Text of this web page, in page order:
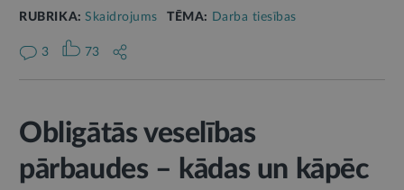
RUBRIKA:Skaidrojums TĒMA: Darba tiesības
3 73
Obligātās veselības
pārbaudes – kādas un kāpēc